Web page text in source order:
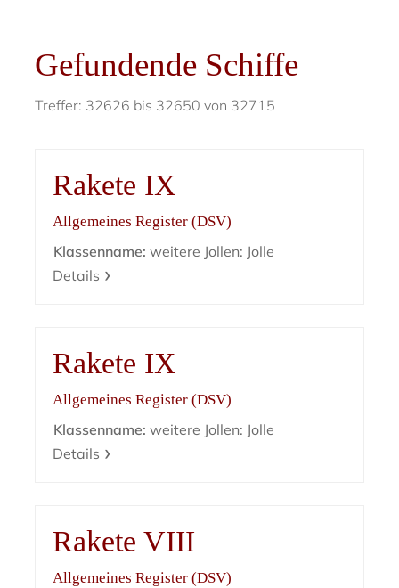
Gefundende Schiffe
Treffer: 32626 bis 32650 von 32715
Rakete IX
Allgemeines Register (DSV)
Klassenname: weitere Jollen: Jolle
Details
Rakete IX
Allgemeines Register (DSV)
Klassenname: weitere Jollen: Jolle
Details
Rakete VIII
Allgemeines Register (DSV)